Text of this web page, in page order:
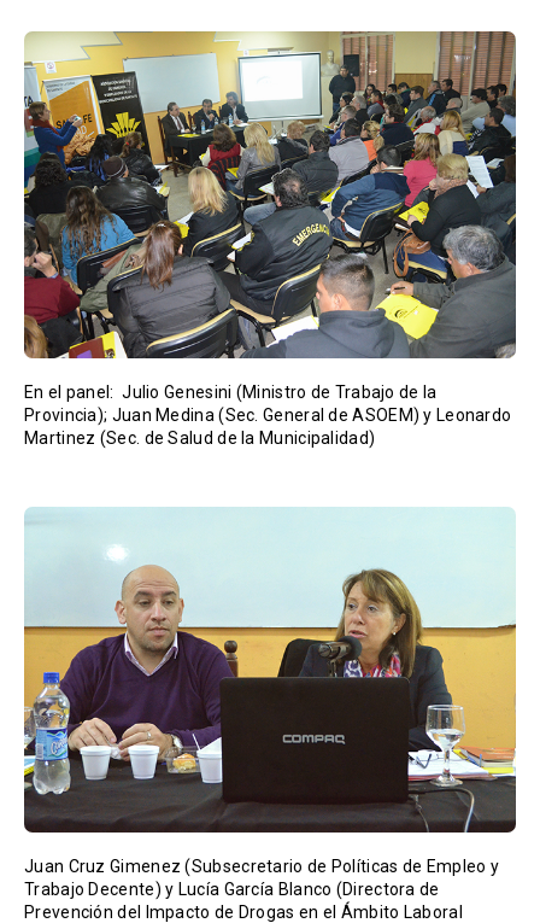
En el panel: Julio Genesini (Ministro de Trabajo de la
Provincia); Juan Medina (Sec. General de ASOEM) y Leonardo
Martinez (Sec. de Salud de la Municipalidad)
Juan Cruz Gimenez (Subsecretario de Políticas de Empleo y
Trabajo Decente) y Lucía García Blanco (Directora de
Prevención del Impacto de Drogas en el Ámbito Laboral